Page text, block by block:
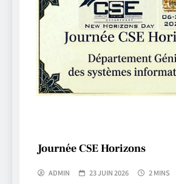
Journée CSE Horizons
ADMIN 23 JUIN 2026 2 MINS